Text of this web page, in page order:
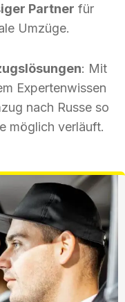
Partner für
Umzüge.
: Mit
Expertenwissen
nach Russe so
möglich verläuft.